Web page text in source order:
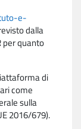
e-
dalla
per quanto
di
come
sulla
2016/679).